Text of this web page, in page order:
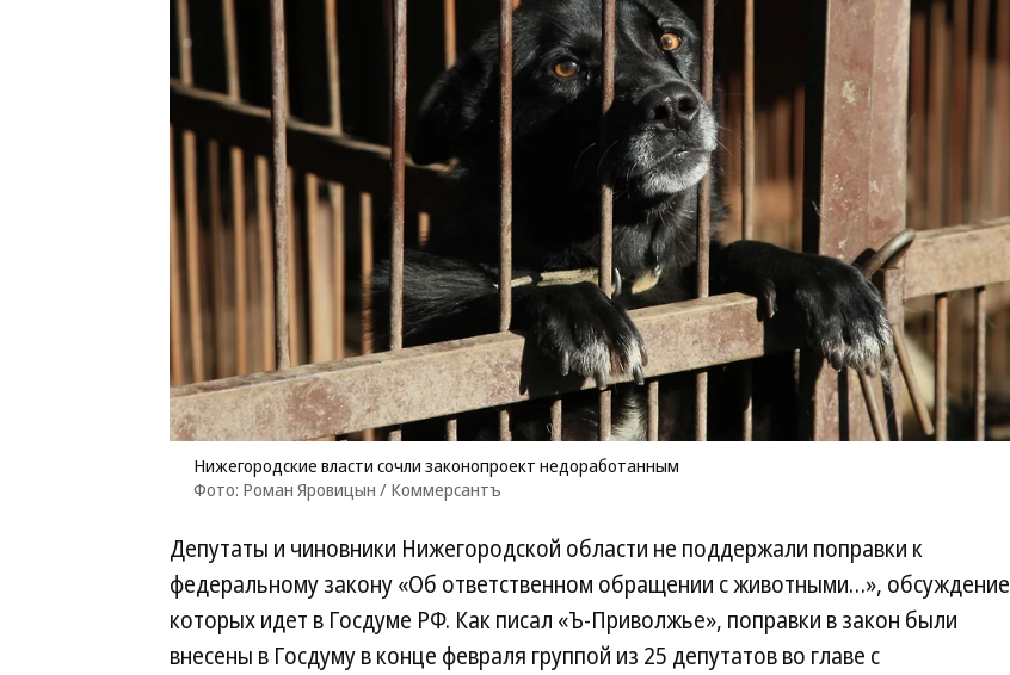
Нижегородские власти сочли законопроект недоработанным
Фото: Роман Яровицын / Коммерсантъ
Депутаты и чиновники Нижегородской области не поддержали поправки к
федеральному закону «Об ответственном обращении с животными…», обсуждение
которых идет в Госдуме РФ. Как писал «Ъ-Приволжье», поправки в закон были
внесены в Госдуму в конце февраля группой из 25 депутатов во главе с